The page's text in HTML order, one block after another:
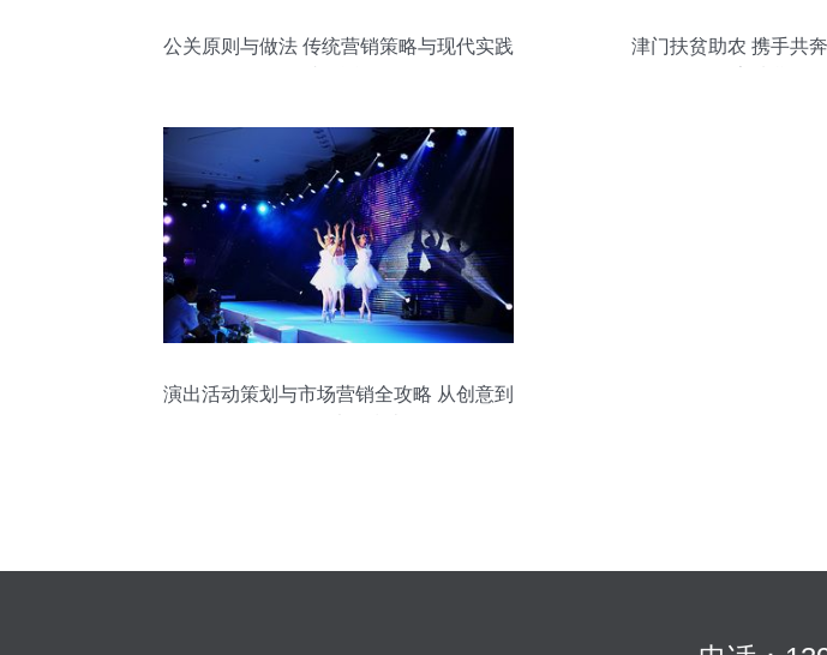
公关原则与做法 传统营销策略与现代实践
津门扶贫助农 携手共
演出活动策划与市场营销全攻略 从创意到